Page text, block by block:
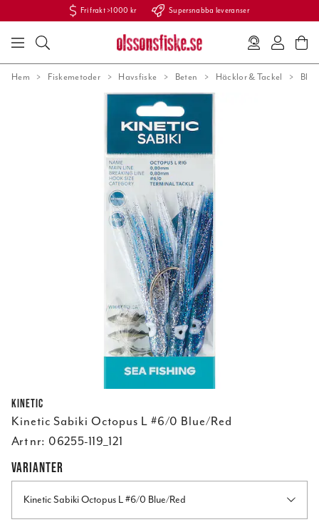
Fri frakt >1000 kr Supersnabba leveranser
Hem Fiskemetoder Havsfiske Beten Häcklor & Tackel
Kinetic
Kinetic Sabiki Octopus L #6/0 Blue/Red
Art nr: 06255-119_121
VARIANTER
Kinetic Sabiki Octopus L #6/0 Blue/Red